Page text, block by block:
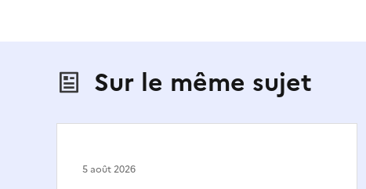
Sur le même sujet
5 août 2026